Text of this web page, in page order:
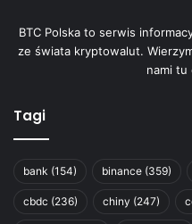
BTC Polska to serwis
ze świata kryptowalut.
nami tu
Tagi
bank (154) binance (359)
cbdc (236) chiny (247)